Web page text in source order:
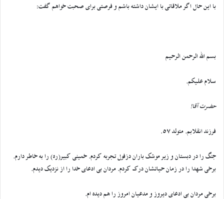
با این حال اگر ملاقاتی با ایشان داشته باشم و فرصتی برای صحبت خواهم گفت:
بسم الله الرحمن الرحیم
سلام علیکم.
حضرت آقا!
فرزند انقلابم. متولد 57.
جنگ را در دبستان و زیر موشک باران دزفول تجربه کردم. خمینی کبیر(ره) را به خاطر دارم.
برخی شهدا را در زمان حیاتشان درک کردم. مردان بی ادعای خدا را از نزدیک دیدم.
برخی مردان بی ادعای دیروز و مدعیان امروز را هم دیده ام.